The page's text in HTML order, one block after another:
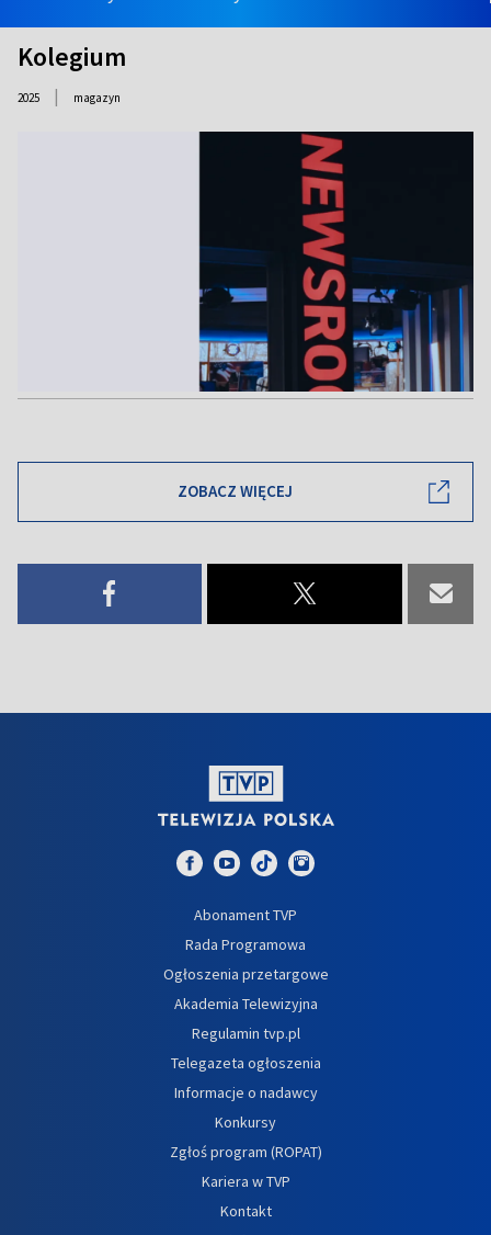
Kolegium
2025 | magazyn
ZOBACZ WIĘCEJ
Abonament TVP
Rada Programowa
Ogłoszenia przetargowe
Akademia Telewizyjna
Regulamin tvp.pl
Telegazeta ogłoszenia
Informacje o nadawcy
Konkursy
Zgłoś program (ROPAT)
Kariera w TVP
Kontakt